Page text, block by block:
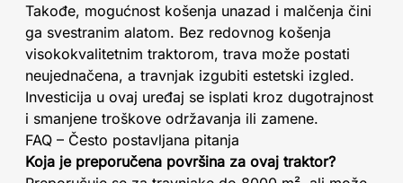
Takođe, mogućnost košenja unazad i malčenja čini
ga svestranim alatom. Bez redovnog košenja
visokokvalitetnim traktorom, trava može postati
neujednačena, a travnjak izgubiti estetski izgled.
Investicija u ovaj uređaj se isplati kroz dugotrajnost
i smanjene troškove održavanja ili zamene.
FAQ – Često postavljana pitanja
Koja je preporučena površina za ovaj traktor?